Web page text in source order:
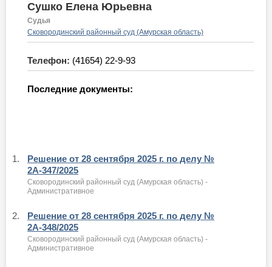
Сушко Елена Юрьевна
Судья
Сковородинский районный суд (Амурская область)
Телефон: (41654) 22-9-93
Последние документы:
1.
Решение от 28 сентября 2025 г. по делу №
2А-347/2025
Сковородинский районный суд (Амурская область) -
Административное
2.
Решение от 28 сентября 2025 г. по делу №
2А-348/2025
Сковородинский районный суд (Амурская область) -
Административное